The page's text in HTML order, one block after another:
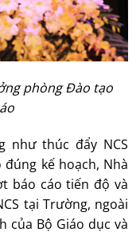
phòng Đào tạo
như thúc đẩy NCS
kế hoạch, Nhà
báo cáo tiến độ và
tại Trường, ngoài
của Bộ Giáo dục và